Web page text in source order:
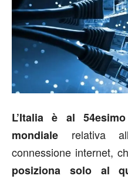
L’Italia è al
mondiale relativa
connessione internet,
posiziona solo al